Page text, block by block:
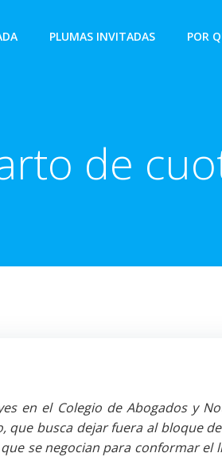
PLUMAS INVITADAS POR
de
en el Colegio de Abogados y
que busca dejar fuera al bloque
se negocian para conformar el